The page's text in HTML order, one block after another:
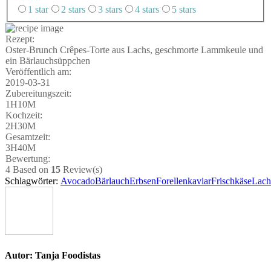
1 star
2 stars 3 stars 4 stars 5 stars
Rezept:
Oster-Brunch Crê­pes-Tor­te aus Lachs, geschmor­te Lamm­keu­le und
ein Bärlauchsüppchen
Ver­öf­fent­lich am:
2019-03-31
Zube­rei­tungs­zeit:
1H10M
Koch­zeit:
2H30M
Gesamt­zeit:
3H40M
Bewer­tung:
4 Based on 15 Review(s)
Schlagwörter: AvocadoBärlauchErbsenForellenkaviarFrischkäse
Autor: Tanja Foodistas